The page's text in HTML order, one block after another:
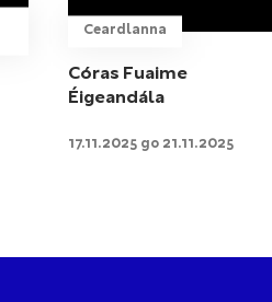
Ceardlanna
Córas Fuaime
Éigeandála
17.11.2025 go 21.11.2025